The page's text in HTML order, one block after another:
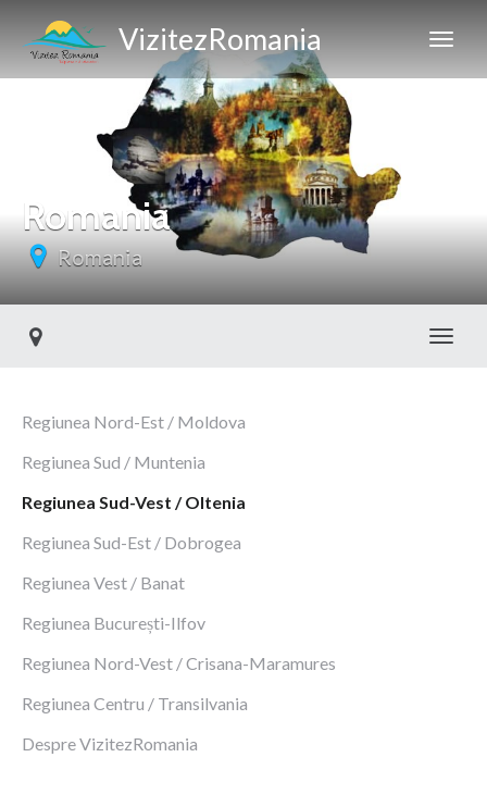
VizitezRomania
Romania
Romania
Regiunea Nord-Est / Moldova
Regiunea Sud / Muntenia
Regiunea Sud-Vest / Oltenia
Regiunea Sud-Est / Dobrogea
Regiunea Vest / Banat
Regiunea București-Ilfov
Regiunea Nord-Vest / Crisana-Maramures
Regiunea Centru / Transilvania
Despre VizitezRomania